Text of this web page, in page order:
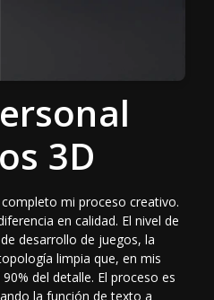
3D
mi proceso creativo.
en calidad. El nivel de
desarrollo de juegos, la
limpia que, en mis
del detalle. El proceso es
la función detexto a